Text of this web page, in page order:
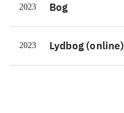
2023 Bog
2023 Lydbog (online)